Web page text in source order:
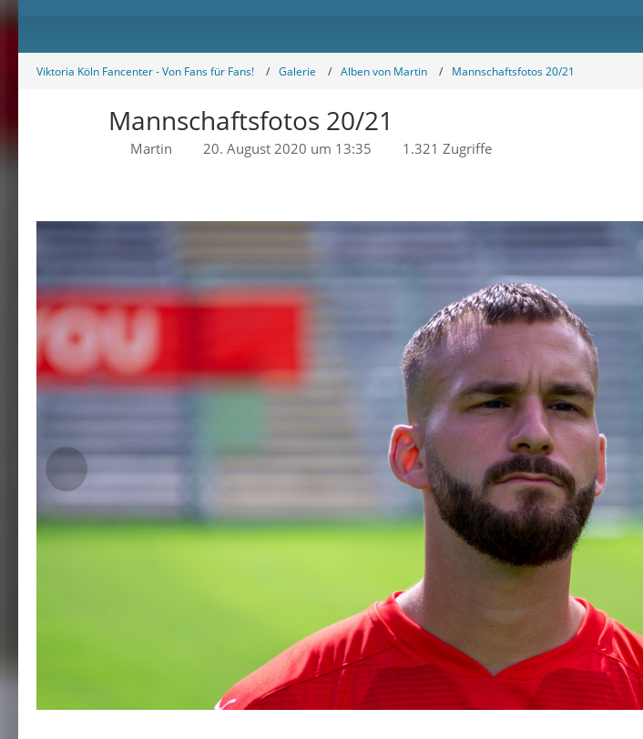
Viktoria Köln Fancenter - Von Fans für Fans! Galerie Alben von Martin Mannschaftsfotos 20/21
Mannschaftsfotos 20/21
Martin 20. August 2020 um 13:35 1.321 Zugriffe